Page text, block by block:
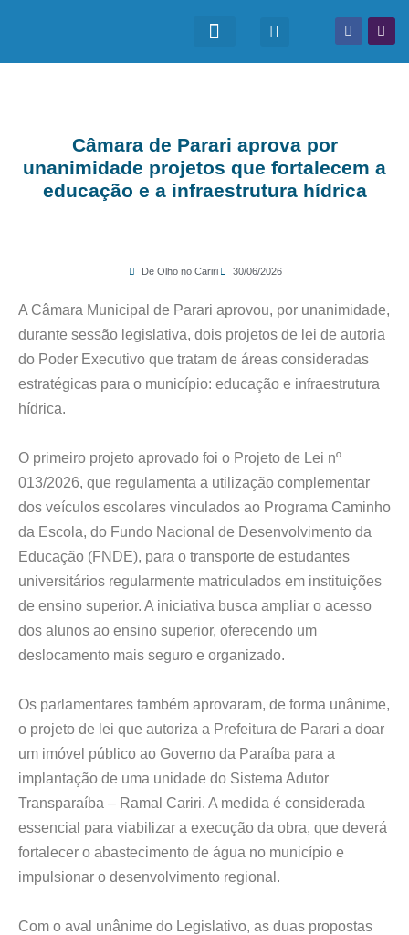
Câmara de Parari aprova por
unanimidade projetos que fortalecem a
educação e a infraestrutura hídrica
De Olho no Cariri 30/06/2026
A Câmara Municipal de Parari aprovou, por unanimidade,
durante sessão legislativa, dois projetos de lei de autoria
do Poder Executivo que tratam de áreas consideradas
estratégicas para o município: educação e infraestrutura
hídrica.
O primeiro projeto aprovado foi o Projeto de Lei nº
013/2026, que regulamenta a utilização complementar
dos veículos escolares vinculados ao Programa Caminho
da Escola, do Fundo Nacional de Desenvolvimento da
Educação (FNDE), para o transporte de estudantes
universitários regularmente matriculados em instituições
de ensino superior. A iniciativa busca ampliar o acesso
dos alunos ao ensino superior, oferecendo um
deslocamento mais seguro e organizado.
Os parlamentares também aprovaram, de forma unânime,
o projeto de lei que autoriza a Prefeitura de Parari a doar
um imóvel público ao Governo da Paraíba para a
implantação de uma unidade do Sistema Adutor
Transparaíba – Ramal Cariri. A medida é considerada
essencial para viabilizar a execução da obra, que deverá
fortalecer o abastecimento de água no município e
impulsionar o desenvolvimento regional.
Com o aval unânime do Legislativo, as duas propostas